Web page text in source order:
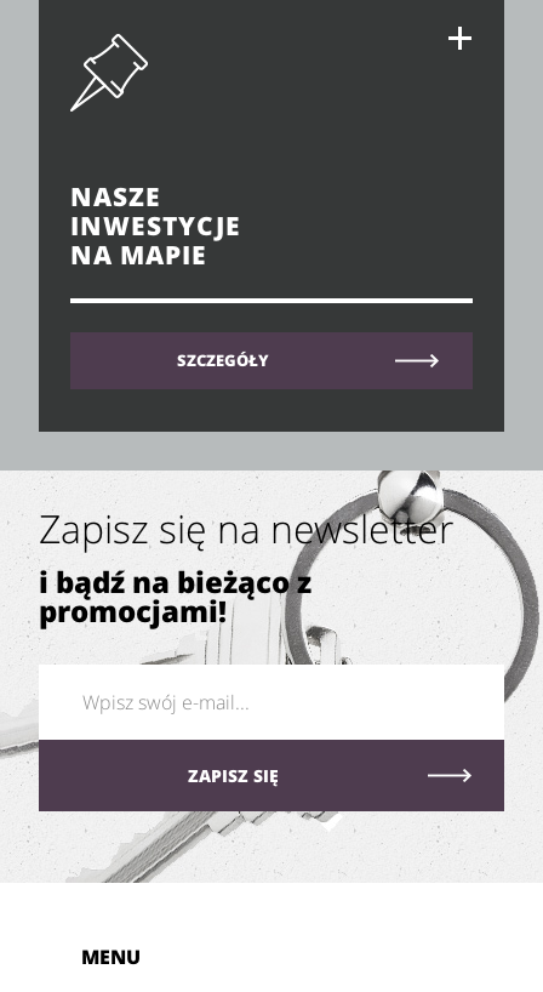
NASZE
INWESTYCJE
NA MAPIE
SZCZEGÓŁY
Zapisz się na newsletter
i bądź na bieżąco z
promocjami!
MENU